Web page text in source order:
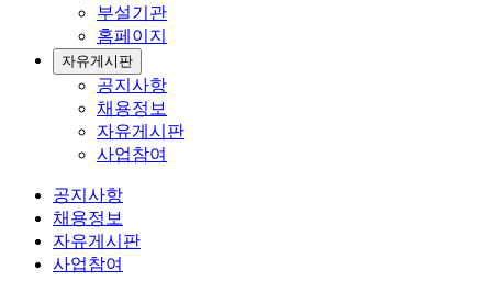
부설기관
홈페이지
자유게시판
공지사항
채용정보
자유게시판
사업참여
공지사항
채용정보
자유게시판
사업참여